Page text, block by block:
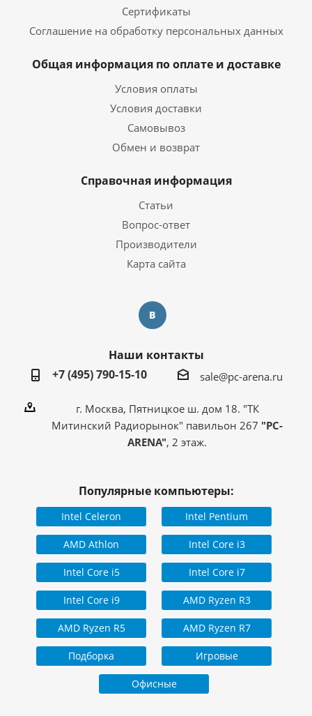
Сертификаты
Соглашение на обработку персональных данных
Общая информация по оплате и доставке
Условия оплаты
Условия доставки
Самовывоз
Обмен и возврат
Справочная информация
Статьи
Вопрос-ответ
Производители
Карта сайта
Наши контакты
+7 (495) 790-15-10
sale@pc-arena.ru
г. Москва, Пятницкое ш. дом 18. "ТК
Митинский Радиорынок" павильон 267 "PC-
ARENA", 2 этаж.
Популярные компьютеры:
Intel Celeron Intel Pentium
AMD Athlon Intel Core i3
Intel Core i5 Intel Core i7
Intel Core i9 AMD Ryzen R3
AMD Ryzen R5 AMD Ryzen R7
Подборка Игровые
Офисные